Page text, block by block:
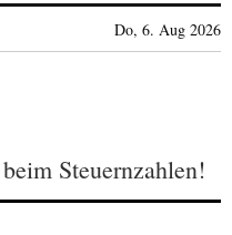
Do, 6. Aug 2026
Steuernzahlen!